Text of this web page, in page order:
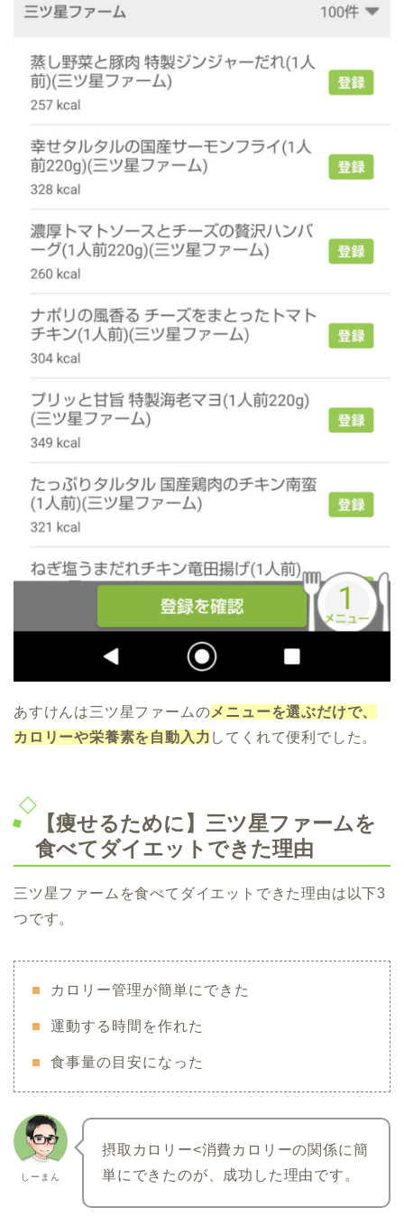
あすけんは三ツ星ファームのメニューを選ぶだけで、
カロリーや栄養素を自動入力 してくれて便利でした。
【痩せるために】三ツ星ファームを
食べてダイエットできた理由
三ツ星ファームを食べてダイエットできた理由は以下3
つです。
カロリー管理が簡単にできた
運動する時間を作れた
食事量の目安になった
しーまん
摂取カロリー<消費カロリーの関係に簡
単にできたのが、成功した理由です。